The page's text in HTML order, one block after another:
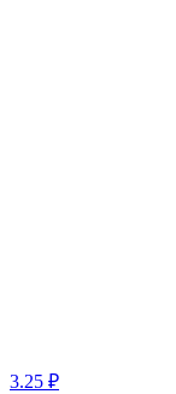
3.25 ₽